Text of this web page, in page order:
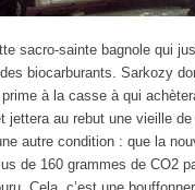
sacro-sainte bagnole qui
biocarburants. Sarkozy
à la casse à qui
jettera au rebut une vieille
autre condition : que la
de 160 grammes de CO2